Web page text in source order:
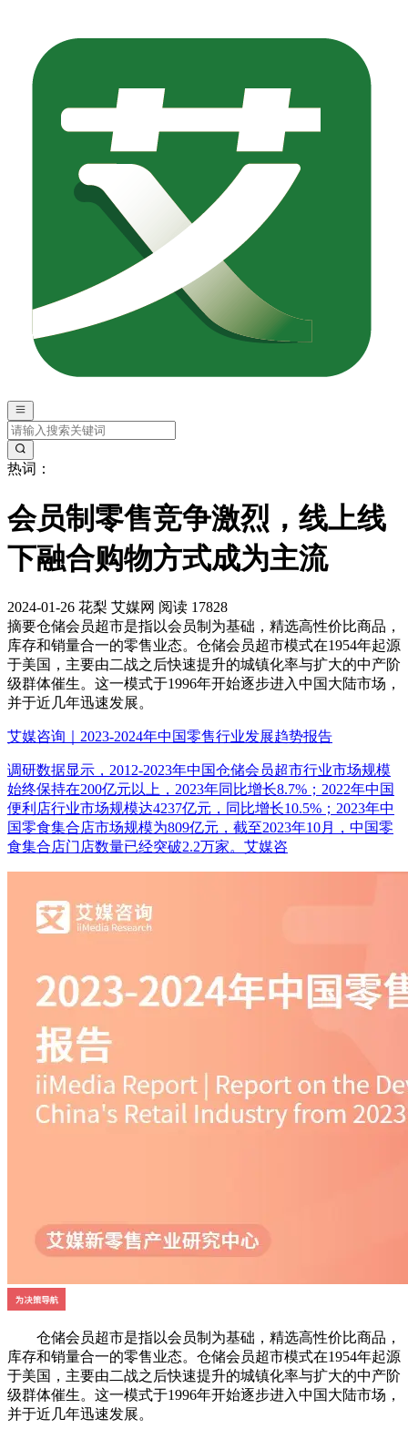
热词：
会员制零售竞争激烈，线上线
下融合购物方式成为主流
2024-01-26 花梨 艾媒网 阅读 17828
摘要仓储会员超市是指以会员制为基础，精选高性价比商品，
库存和销量合一的零售业态。仓储会员超市模式在1954年起源
于美国，主要由二战之后快速提升的城镇化率与扩大的中产阶
级群体催生。这一模式于1996年开始逐步进入中国大陆市场，
并于近几年迅速发展。
艾媒咨询｜2023-2024年中国零售行业发展趋势报告
调研数据显示，2012-2023年中国仓储会员超市行业市场规模
始终保持在200亿元以上，2023年同比增长8.7%；2022年中国
便利店行业市场规模达4237亿元，同比增长10.5%；2023年中
国零食集合店市场规模为809亿元，截至2023年10月，中国零
食集合店门店数量已经突破2.2万家。艾媒咨
仓储会员超市是指以会员制为基础，精选高性价比商品，
库存和销量合一的零售业态。仓储会员超市模式在1954年起源
于美国，主要由二战之后快速提升的城镇化率与扩大的中产阶
级群体催生。这一模式于1996年开始逐步进入中国大陆市场，
并于近几年迅速发展。